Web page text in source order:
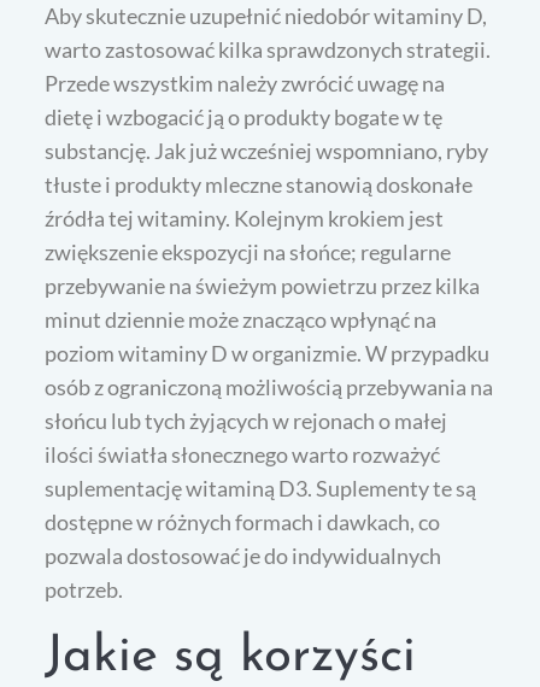
Aby skutecznie uzupełnić niedobór witaminy D,
warto zastosować kilka sprawdzonych strategii.
Przede wszystkim należy zwrócić uwagę na
dietę i wzbogacić ją o produkty bogate w tę
substancję. Jak już wcześniej wspomniano, ryby
tłuste i produkty mleczne stanowią doskonałe
źródła tej witaminy. Kolejnym krokiem jest
zwiększenie ekspozycji na słońce; regularne
przebywanie na świeżym powietrzu przez kilka
minut dziennie może znacząco wpłynąć na
poziom witaminy D w organizmie. W przypadku
osób z ograniczoną możliwością przebywania na
słońcu lub tych żyjących w rejonach o małej
ilości światła słonecznego warto rozważyć
suplementację witaminą D3. Suplementy te są
dostępne w różnych formach i dawkach, co
pozwala dostosować je do indywidualnych
potrzeb.
Jakie są korzyści